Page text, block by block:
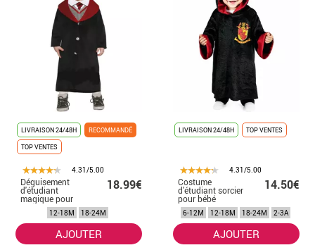
LIVRAISON 24/48H
RECOMMANDÉ
TOP VENTES
4.31/5.00
Déguisement
d'étudiant
magique pour
bébé
18.99€
12-18M 18-24M
AJOUTER
LIVRAISON 24/48H TOP VENTES
4.31/5.00
Costume
d'étudiant sorcier
pour bébé
14.50€
6-12M 12-18M 18-24M 2-3A
AJOUTER